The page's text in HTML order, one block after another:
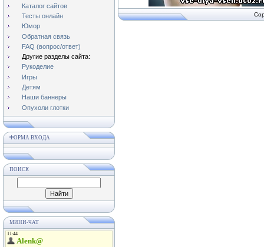
Каталог сайтов
Тесты онлайн
Юмор
Обратная связь
FAQ (вопрос/ответ)
Другие разделы сайта:
Рукоделие
Игры
Детям
Наши баннеры
Опухоли глотки
ФОРМА ВХОДА
ПОИСК
МИНИ-ЧАТ